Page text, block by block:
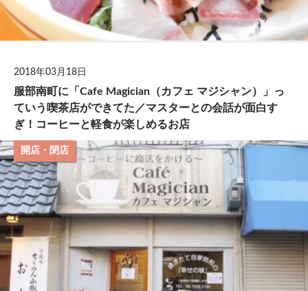
2018年03月18日
服部南町に「Cafe Magician（カフェ マジシャン）」っ
ていう喫茶店ができてた／マスターとの会話が面白す
ぎ！コーヒーと軽食が楽しめるお店
開店・閉店